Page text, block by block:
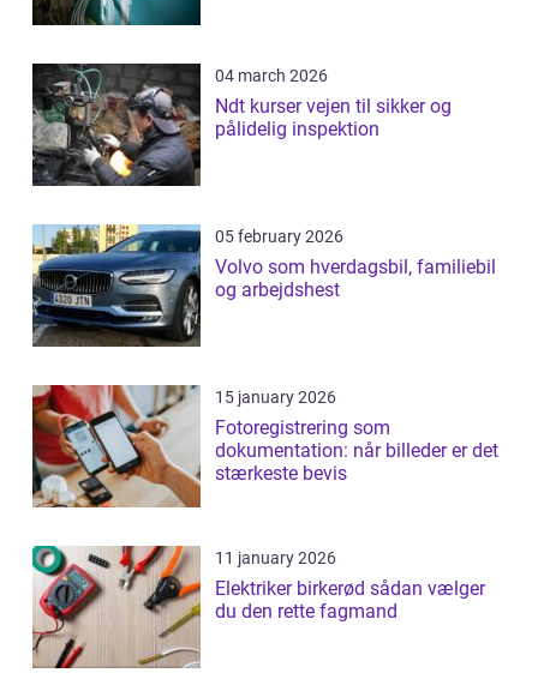
04 march 2026
Ndt kurser vejen til sikker og
pålidelig inspektion
05 february 2026
Volvo som hverdagsbil, familiebil
og arbejdshest
15 january 2026
Fotoregistrering som
dokumentation: når billeder er det
stærkeste bevis
11 january 2026
Elektriker birkerød sådan vælger
du den rette fagmand